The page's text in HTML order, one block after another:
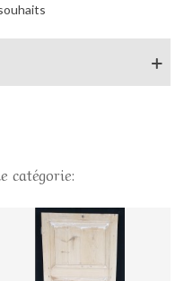
catégorie: